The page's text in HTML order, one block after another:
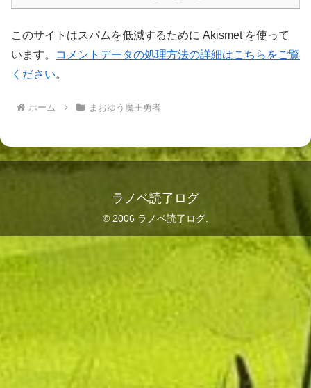
このサイトはスパムを低減するために Akismet を使って
います。
コメントデータの処理方法の詳細はこちらをご覧
ください。
ホーム まおゆう魔王勇者
ラノベ読了ログ
© 2006 ラノベ読了ログ.